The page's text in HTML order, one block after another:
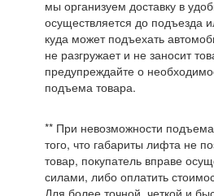
мы организуем доставку в
осуществляется до подъезда
куда может подъехать
не разгружает и не заносит
предупреждайте о
подъема товара.
** При невозможности
того, что габариты лифта не
товар, покупатель вправе
силами, либо оплатить
Для более точной, четкой и